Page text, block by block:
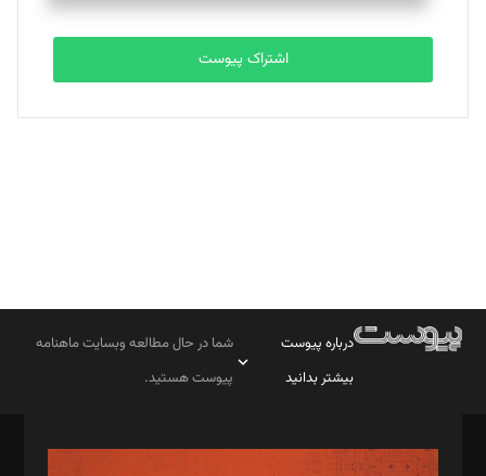
تحریریه
بابک نقاش
تحریریه
اشتراک پیوست
درباره پیوست
بیشتر بدانید
شما در حال مطالعه وبسایت ماهنامه
پیوست هستید.
مدیر مسئول: محمدباقر اثنی‌عشری